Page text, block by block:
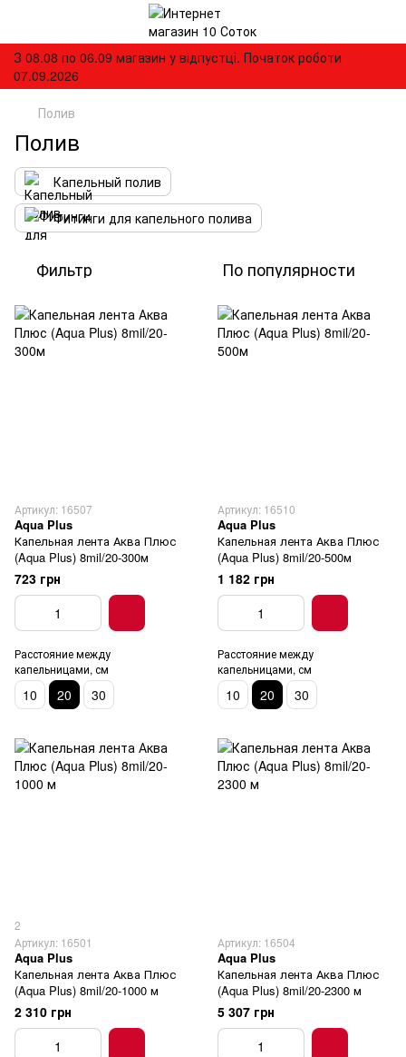
З 08.08 по 06.09 магазин у відпустці. Початок роботи
07.09.2026
Полив
Полив
Капельный полив
Фитинги для капельного полива
Фильтр По популярности
Артикул: 16507
Aqua Plus
Капельная лента Аква Плюс
(Aqua Plus) 8mil/20-300м
723 грн
Расстояние между
капельницами, см
10 20 30
Артикул: 16510
Aqua Plus
Капельная лента Аква Плюс
(Aqua Plus) 8mil/20-500м
1 182 грн
Расстояние между
капельницами, см
10 20 30
2
Артикул: 16501
Aqua Plus
Капельная лента Аква Плюс
(Aqua Plus) 8mil/20-1000 м
2 310 грн
Артикул: 16504
Aqua Plus
Капельная лента Аква Плюс
(Aqua Plus) 8mil/20-2300 м
5 307 грн